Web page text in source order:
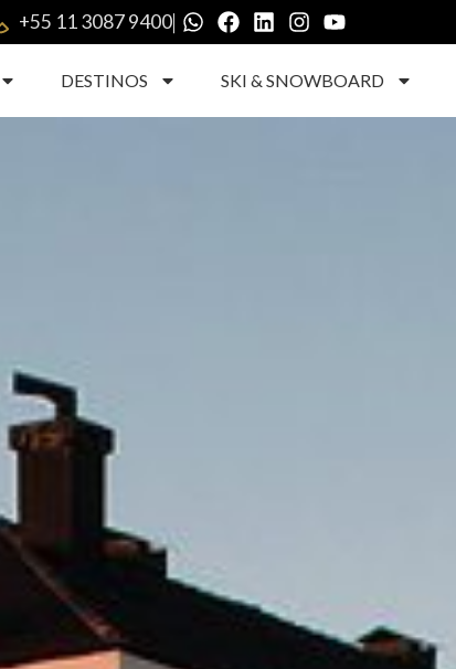
+55 11 3087 9400|
DESTINOS SKI & SNOWBOARD